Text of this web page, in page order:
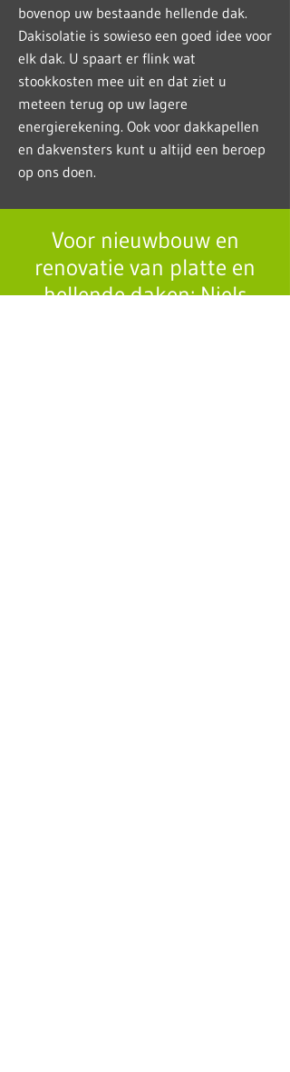
bovenop uw bestaande hellende dak.
Dakisolatie is sowieso een goed idee voor
elk dak. U spaart er flink wat
stookkosten mee uit en dat ziet u
meteen terug op uw lagere
energierekening. Ook voor dakkapellen
en dakvensters kunt u altijd een beroep
op ons doen.
Voor nieuwbouw en
renovatie van platte en
hellende daken: Niels